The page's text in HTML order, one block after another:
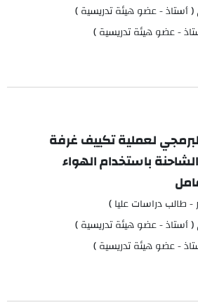
أستاذ - عضو هيئة تدريسية )
- عضو هيئة تدريسية )
لعملية تكييف غرفة
باستخدام الهواء
طالب دراسات عليا )
أستاذ - عضو هيئة تدريسية )
- عضو هيئة تدريسية )